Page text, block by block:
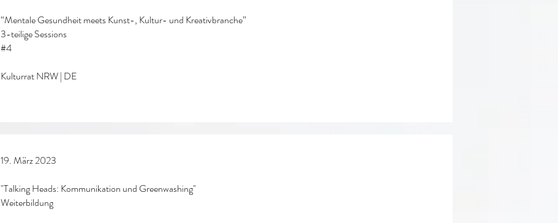
“Mentale Gesundheit meets Kunst-, Kultur- und Kreativbranche”
3-teilige Sessions
#4
Kulturrat NRW | DE
19. März 2023
"Talking Heads: Kommunikation und Greenwashing"
Weiterbildung